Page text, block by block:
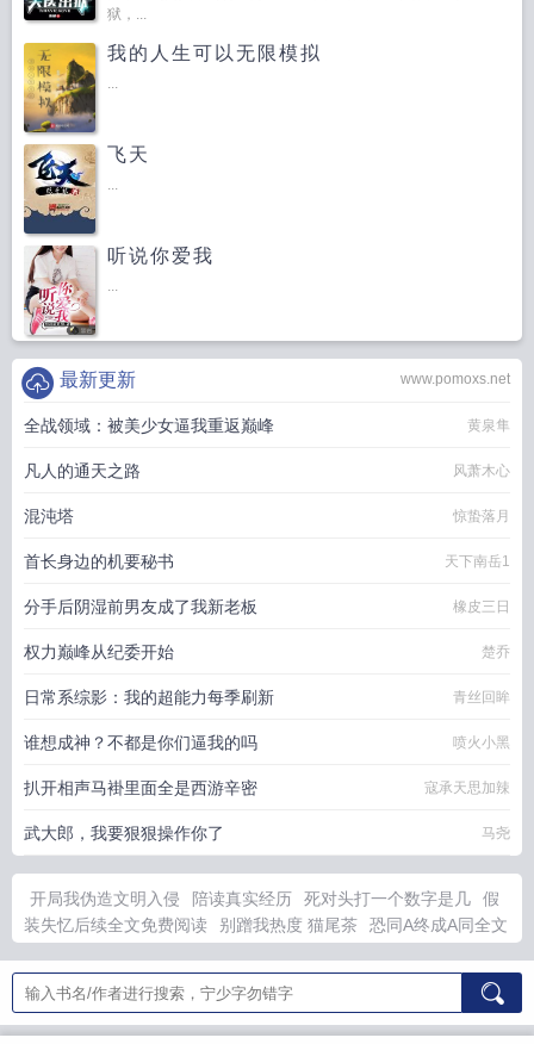
狱，...
我的人生可以无限模拟
...
飞天
...
听说你爱我
...
www.pomoxs.net
最新更新
全战领域：被美少女逼我重返巅峰 黄泉隼
凡人的通天之路 风萧木心
混沌塔 惊蛰落月
首长身边的机要秘书 天下南岳1
分手后阴湿前男友成了我新老板 橡皮三日
权力巅峰从纪委开始 楚乔
日常系综影：我的超能力每季刷新 青丝回眸
谁想成神？不都是你们逼我的吗 喷火小黑
扒开相声马褂里面全是西游辛密 寇承天思加辣
武大郎，我要狠狠操作你了 马尧
开局我伪造文明入侵 陪读真实经历 死对头打一个数字是几
假
装失忆后续全文免费阅读
别蹭我热度 猫尾茶
恐同A终成A同全文
字
给校草做家教全文免费阅读笔趣阁最新章节更新
捡回来的小
奶狗竟是总裁夫人短剧
我真没想重生啊动态漫全集
九大女帝重
生后悔
华娱爆火娱乐圈 是被迹部套路的一天免费阅读 九女帝全